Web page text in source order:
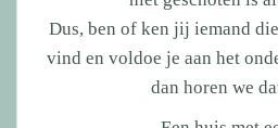
Dus, ben of ken jij iemand
vind en voldoe je aan het
dan horen we